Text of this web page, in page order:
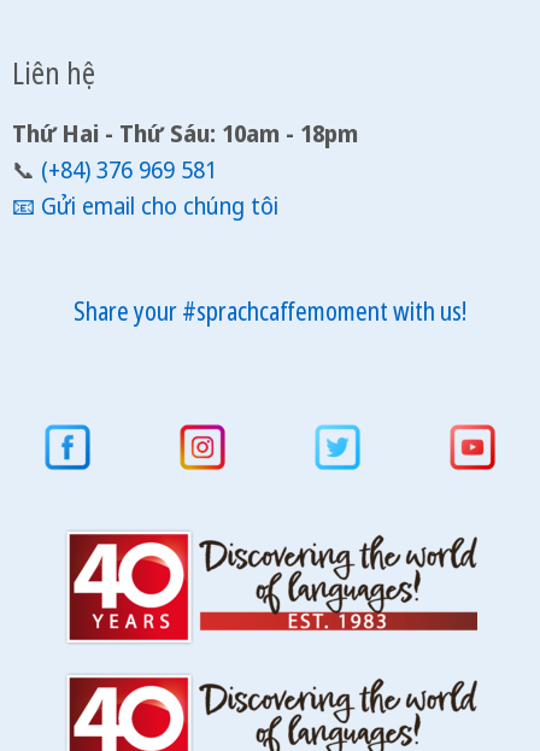
Liên hệ
Thứ Hai - Thứ Sáu: 10am - 18pm
📞 (+84) 376 969 581
📧 Gửi email cho chúng tôi
Share your #sprachcaffemoment with us!